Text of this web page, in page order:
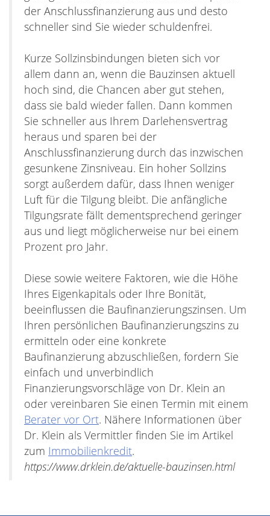
der Anschlussfinanzierung aus und desto
schneller sind Sie wieder schuldenfrei.
Kurze Sollzinsbindungen bieten sich vor
allem dann an, wenn die Bauzinsen aktuell
hoch sind, die Chancen aber gut stehen,
dass sie bald wieder fallen. Dann kommen
Sie schneller aus Ihrem Darlehensvertrag
heraus und sparen bei der
Anschlussfinanzierung durch das inzwischen
gesunkene Zinsniveau. Ein hoher Sollzins
sorgt außerdem dafür, dass Ihnen weniger
Luft für die Tilgung bleibt. Die anfängliche
Tilgungsrate fällt dementsprechend geringer
aus und liegt möglicherweise nur bei einem
Prozent pro Jahr.
Diese sowie weitere Faktoren, wie die Höhe
Ihres Eigenkapitals oder Ihre Bonität,
beeinflussen die Baufinanzierungszinsen. Um
Ihren persönlichen Baufinanzierungszins zu
ermitteln oder eine konkrete
Baufinanzierung abzuschließen, fordern Sie
einfach und unverbindlich
Finanzierungsvorschläge von Dr. Klein an
oder vereinbaren Sie einen Termin mit einem
Berater vor Ort. Nähere Informationen über
Dr. Klein als Vermittler finden Sie im Artikel
zum Immobilienkredit.
https://www.drklein.de/aktuelle-bauzinsen.html